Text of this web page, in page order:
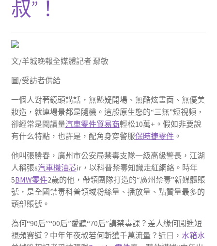
叔”！
文/羊城晚報全媒體記者 鄢敏
圖/受訪者供給
一個人對著鏡頭講話，無懸疑開場、無酷炫畫面、無優美
妝造，就連場景都是隨機。這般原生態的“三無”短視頻，
卻經常是閱讀量汽車零件貿易商輕松10萬+。假如非要說
有什么特點，也許是，配角身穿警服保時捷零件。
他叫張勝春，廣州市公安局禁毒支隊一級高級警長，江湖
人稱張s汽車機油芯ir，以科普禁毒知識走紅網絡。時年
5BMW零件2歲的他，帶領團隊打造的“廣州禁毒”新媒體賬
號，是全國禁毒科普領域粉絲量、播放量、點贊量最多的
頭部賬號。
為何“90后”“00后”愛聽“70后”講禁毒課？差人緣何闖進短
視頻賽道？中年年夜叔若何斬獲千萬流量？近日， 水箱水